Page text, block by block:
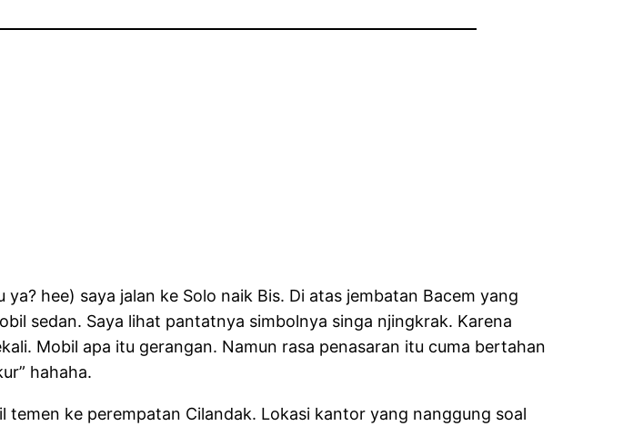
hee) saya jalan ke Solo naik Bis. Di atas jembatan Bacem yang
sedan. Saya lihat pantatnya simbolnya singa njingkrak. Karena
Mobil apa itu gerangan. Namun rasa penasaran itu cuma bertahan
hahaha.
ke perempatan Cilandak. Lokasi kantor yang nanggung soal